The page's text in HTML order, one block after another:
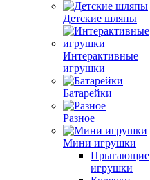
Детские шляпы
Интерактивные
игрушки
Батарейки
Разное
Мини игрушки
Прыгающие
игрушки